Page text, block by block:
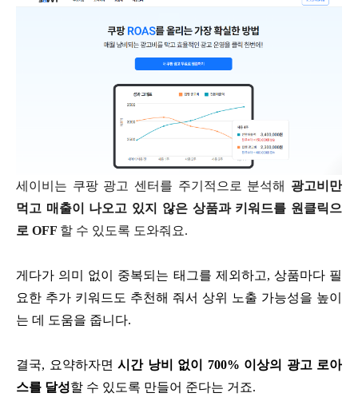
세이비는 쿠팡 광고 센터를 주기적으로 분석해 광고비만
먹고 매출이 나오고 있지 않은 상품과 키워드를 원클릭으
로 OFF 할 수 있도록 도와줘요.
게다가 의미 없이 중복되는 태그를 제외하고, 상품마다 필
요한 추가 키워드도 추천해 줘서 상위 노출 가능성을 높이
는 데 도움을 줍니다.
결국, 요약하자면 시간 낭비 없이 700% 이상의 광고 로아
스를 달성할 수 있도록 만들어 준다는 거죠.